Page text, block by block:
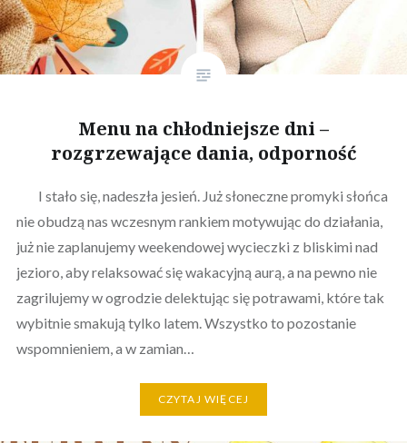
Menu na chłodniejsze dni –
rozgrzewające dania, odporność
I stało się, nadeszła jesień. Już słoneczne promyki słońca
nie obudzą nas wczesnym rankiem motywując do działania,
już nie zaplanujemy weekendowej wycieczki z bliskimi nad
jezioro, aby relaksować się wakacyjną aurą, a na pewno nie
zagrilujemy w ogrodzie delektując się potrawami, które tak
wybitnie smakują tylko latem. Wszystko to pozostanie
wspomnieniem, a w zamian…
CZYTAJ WIĘCEJ